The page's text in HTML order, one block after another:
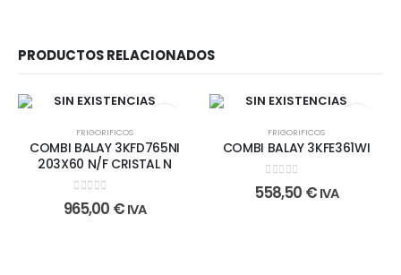
PRODUCTOS RELACIONADOS
SIN EXISTENCIAS
FRIGORIFICOS
COMBI BALAY 3KFD765NI
203X60 N/F CRISTAL N
0out of 5
965,00 € IVA
SIN EXISTENCIAS
FRIGORIFICOS
COMBI BALAY 3KFE361WI
0out of 5
558,50 € IVA